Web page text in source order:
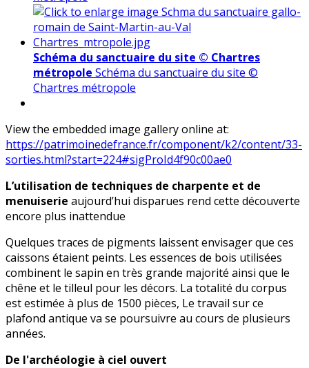
Schéma du sanctuaire du site © Chartres
métropole Schéma du sanctuaire du site ©
Chartres métropole
View the embedded image gallery online at:
https://patrimoinedefrance.fr/component/k2/content/33-
sorties.html?start=224#sigProId4f90c00ae0
L’utilisation de techniques de charpente et de
menuiserie aujourd’hui disparues rend cette découverte
encore plus inattendue
Quelques traces de pigments laissent envisager que ces
caissons étaient peints. Les essences de bois utilisées
combinent le sapin en très grande majorité ainsi que le
chêne et le tilleul pour les décors. La totalité du corpus
est estimée à plus de 1500 pièces, Le travail sur ce
plafond antique va se poursuivre au cours de plusieurs
années.
De l'archéologie à ciel ouvert